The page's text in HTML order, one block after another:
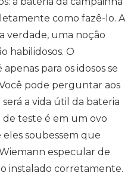
como fazê-lo. A
verdade, uma noção
habilidosos. O
para os idosos se
pode perguntar aos
a vida útil da bateria
teste é em um ovo
soubessem que
especular de
instalado corretamente.